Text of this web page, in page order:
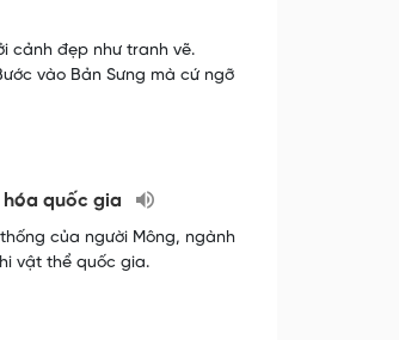
cảnh đẹp như tranh vẽ.
vào Bản Sưng mà cứ ngỡ
quốc gia
của người Mông, ngành
vật thể quốc gia.